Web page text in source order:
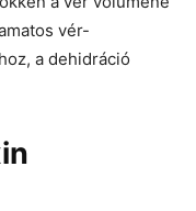
vér-
a dehidráció